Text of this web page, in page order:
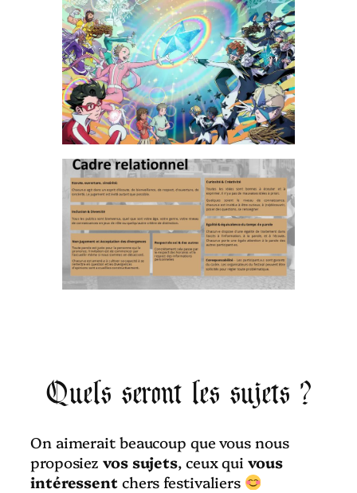
Quels seront les sujets ?
On aimerait beaucoup que vous nous
proposiezvos sujets, ceux qui vous
intéressentchers festivaliers